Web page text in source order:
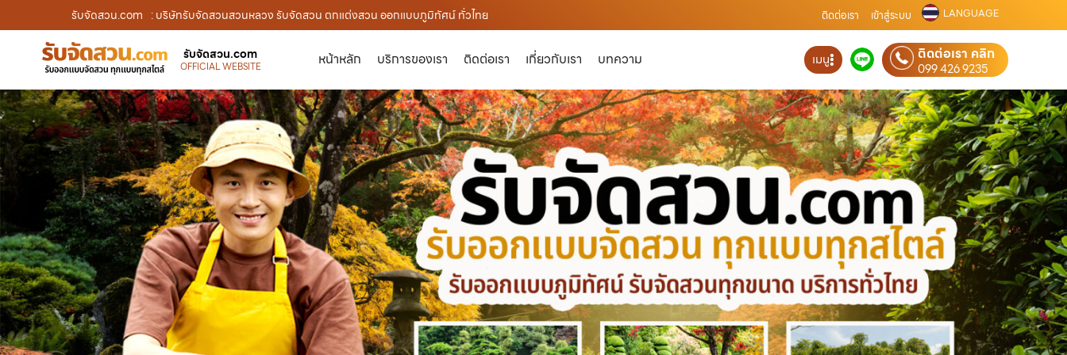
รับจัดสวน.com : บริษัทรับจัดสวนสวนหลวง รับจัดสวน ตกแต่งสวน ออกแบบภูมิทัศน์ ทั่วไทย ติดต่อเรา เข้าสู่ระบบ LANGUAGE
รับจัดสวน.com
OFFICIAL WEBSITE หน้าหลัก บริการของเรา ติดต่อเรา เกี่ยวกับเรา บทความ เมนู ติดต่อเรา คลิก
099 426 9235